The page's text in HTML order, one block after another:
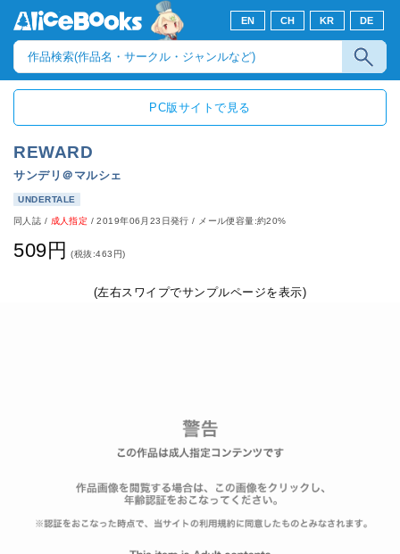
EN CH KR DE
PC版サイトで見る
REWARD
サンデリ＠マルシェ
UNDERTALE
同人誌 / 成人指定 /2019年06月23日発行 / メール便容量:約20%
509円 (税抜:463円)
(左右スワイプでサンプルページを表示)